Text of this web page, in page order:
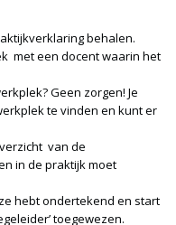
behalen.
met een docent waarin het
Geen zorgen! Je
te vinden en kunt er
van de
in de praktijk moet
hebt ondertekend en start
toegewezen.